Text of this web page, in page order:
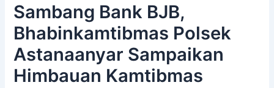
Sambang Bank BJB,
Bhabinkamtibmas Polsek
Astanaanyar Sampaikan
Himbauan Kamtibmas